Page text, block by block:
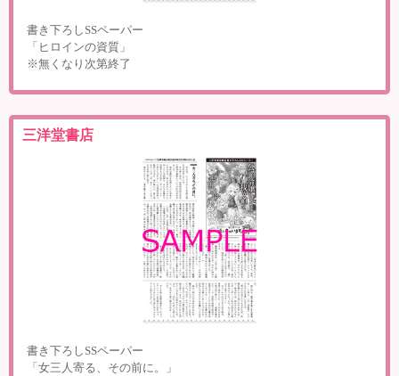
書き下ろしSSペーパー
「ヒロインの資質」
※無くなり次第終了
三洋堂書店
書き下ろしSSペーパー
「女三人寄る、その前に。」